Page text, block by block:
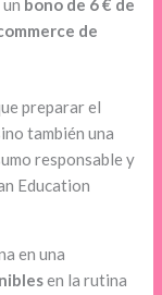
bono de 6 € de
de
preparar el
también una
responsable y
Education
en una
en la rutina